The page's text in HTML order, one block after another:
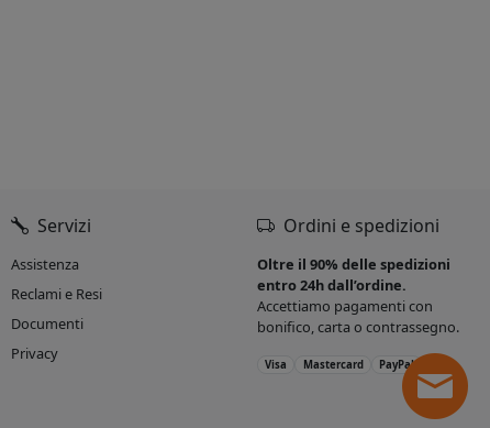
Servizi
Assistenza
Reclami e Resi
Documenti
Privacy
Ordini e spedizioni
Oltre il 90% delle spedizioni
entro 24h dall’ordine.
Accettiamo pagamenti con
bonifico, carta o contrassegno.
Visa Mastercard PayPal